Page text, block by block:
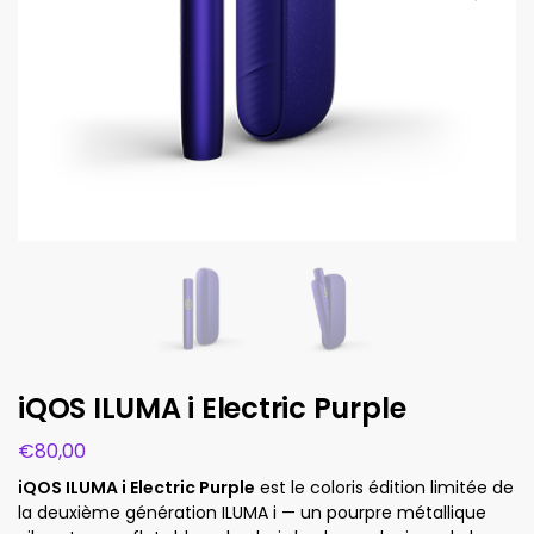
iQOS ILUMA i Electric Purple
€80,00
iQOS ILUMA i Electric Purple est le coloris édition limitée de
la deuxième génération ILUMA i — un pourpre métallique